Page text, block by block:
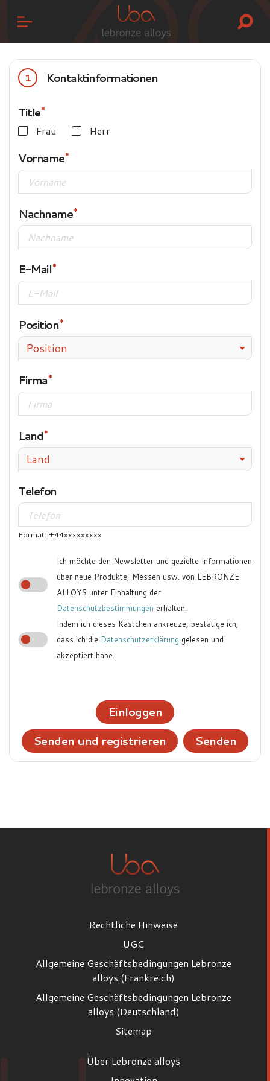
1 Kontaktinformationen
Title
Frau Herr
Vorname
Nachname
E-Mail
Position
Position
Firma
Land
Land
Telefon
Format: +44xxxxxxxxx
Ich möchte den Newsletter und gezielte Informationen
über neue Produkte, Messen usw. von LEBRONZE
ALLOYS unter Einhaltung der
Datenschutzbestimmungen erhalten.
Indem ich dieses Kästchen ankreuze, bestätige ich,
dass ich die Datenschutzerklärung gelesen und
akzeptiert habe.
Einloggen
Senden und registrieren
Senden
Rechtliche Hinweise
UGC
Allgemeine Geschäftsbedingungen Lebronze
alloys (Frankreich)
Allgemeine Geschäftsbedingungen Lebronze
alloys (Deutschland)
Sitemap
Über Lebronze alloys